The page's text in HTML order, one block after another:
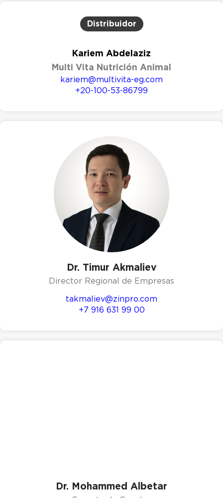
Distribuidor
Kariem Abdelaziz
Multi Vita Nutrición Animal
kariem@multivita-eg.com
+20-100-53-86799
Dr. Timur Akmaliev
Director Regional de Empresas
takmaliev@zinpro.com
+7 916 631 99 00
Dr. Mohammed Albetar